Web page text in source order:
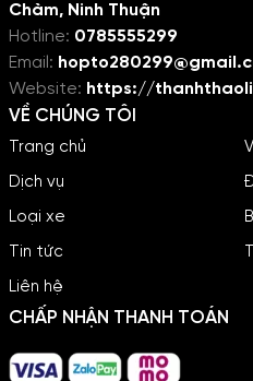
Chàm, Ninh Thuận
Hotline: 0785555299
Email:
Website: https://
VỀ CHÚNG TÔI
Trang chủ
Dịch vụ
Loại xe
Tin tức
Liên hệ
CHẤP NHẬN THANH TOÁN